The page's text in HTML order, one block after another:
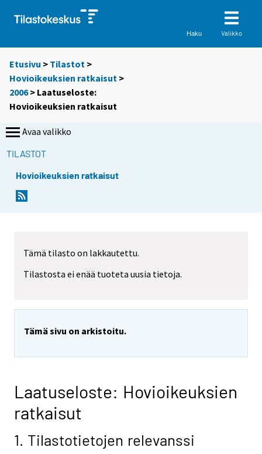
Haku Valikko
Etusivu > Tilastot >
Hovioikeuksien ratkaisut >
2006> Laatuseloste:
Hovioikeuksien ratkaisut
Avaa valikko
TILASTOT
Hovioikeuksien ratkaisut
Tämä tilasto on lakkautettu.
Tilastosta ei enää tuoteta uusia tietoja.
Tämä sivu on arkistoitu.
Laatuseloste: Hovioikeuksien
ratkaisut
1. Tilastotietojen relevanssi